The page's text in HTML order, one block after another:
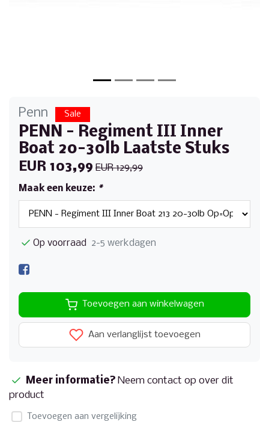
Penn Sale
PENN - Regiment III Inner
Boat 20-30lb Laatste Stuks
EUR 103,99 EUR 129,99
Maak een keuze: *
Op voorraad 2-5 werkdagen
Toevoegen aan winkelwagen
Aan verlanglijst toevoegen
Meer informatie? Neem contact op over dit
product
Toevoegen aan vergelijking